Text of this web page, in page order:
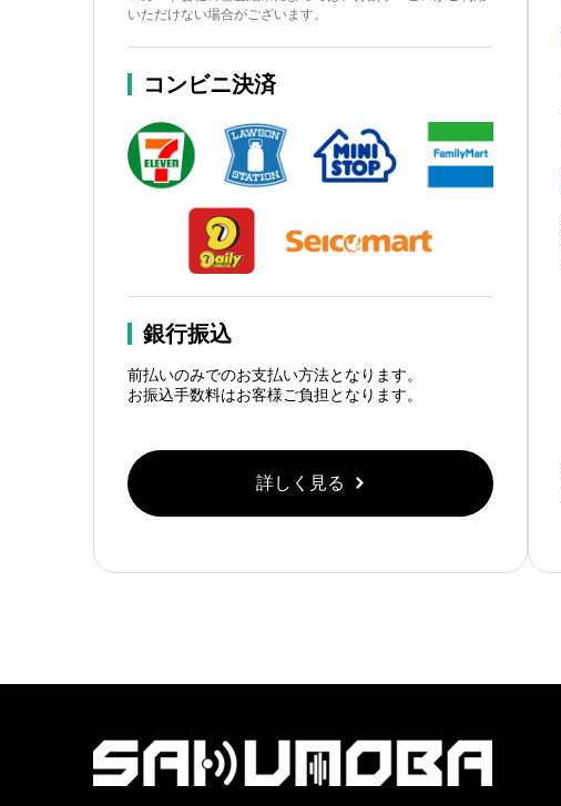
いただけない場合がございます。
コンビニ決済
銀行振込
前払いのみでのお支払い方法となります。
お振込手数料はお客様ご負担となります。
詳しく見る